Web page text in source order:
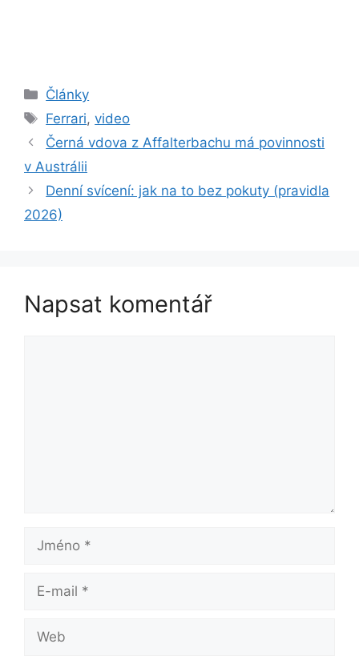
Rubriky
Články
Štítky
Ferrari,video
Černá vdova z Affalterbachu má povinnosti
v Austrálii
Denní svícení: jak na to bez pokuty (pravidla
2026)
Napsat komentář
Jméno
mail